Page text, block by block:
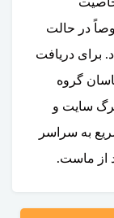
در حالت
برای دریافت
گروه
سایت و
به سراسر
از ماست.